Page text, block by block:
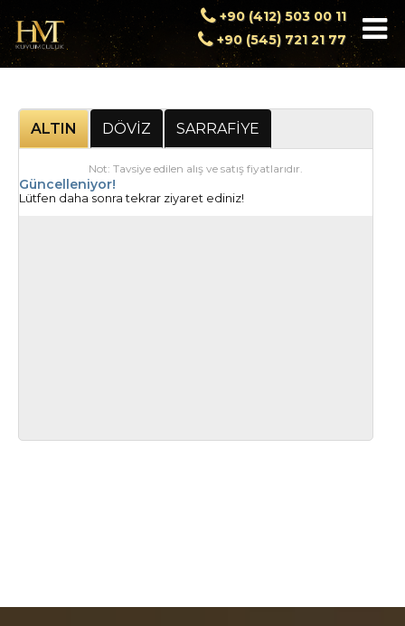
+90 (412) 503 00 11
+90 (545) 721 21 77
ALTIN DÖVİZ SARRAFİYE
Not: Tavsiye edilen alış ve satış fiyatlarıdır.
Güncelleniyor!
Lütfen daha sonra tekrar ziyaret ediniz!